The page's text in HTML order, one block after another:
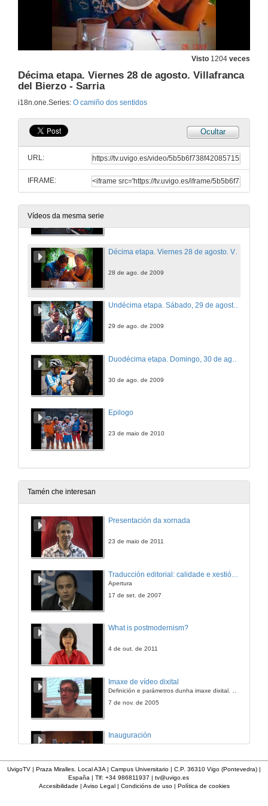
Visto 1204 veces
Décima etapa. Viernes 28 de agosto. Villafranca
del Bierzo - Sarria
i18n.one.Series: O camiño dos sentidos
Ocultar
URL:
IFRAME:
Vídeos da mesma serie
23 de ago. de 2009
26 de ago. de 2009
28 de ago. de 2009
Undécima etapa. Sábado, 29 de agosto. Sarria - Arzúa
29 de ago. de 2009
30 de ago. de 2009
Epilogo
23 de maio de 2010
Tamén che interesan
Presentación da xornada
23 de maio de 2011
Apertura
17 de set. de 2007
What is postmodernism?
4 de out. de 2011
Imaxe de vídeo dixital
Definición e parámetros dunha imaxe dixital. Resolución e Aspecto. Profundidade da cor. Compresión. Frame por segundo. Entrelazado. Campos, cadros
7 de nov. de 2005
Inauguración
UvigoTV | Praza Miralles. Local A3A | Campus Universitario | C.P. 36310 Vigo (Pontevedra) |
España | Tlf: +34 986811937 | tv@uvigo.es
Accesibilidade | Aviso Legal| Condicións de uso| Política de cookies